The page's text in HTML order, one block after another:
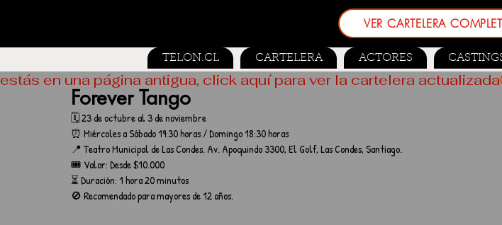
VER CARTELERA
TELON.CL CARTELERA ACTORES
Forever Tango
🗓️ 23 de octubre al 3 de noviembre
⏰ Miércoles a Sábado 19:30 horas / Domingo 18:30 horas
📍 Teatro Municipal de Las Condes. Av. Apoquindo 3300, El Golf, Las Condes, Santiago.
🎟️ Valor: Desde $10.000
⏳ Duración: 1 hora 20 minutos
🚫 Recomendado para mayores de 12 años.
estás en una página antigua, click aquí para ver la cartelera actualizada